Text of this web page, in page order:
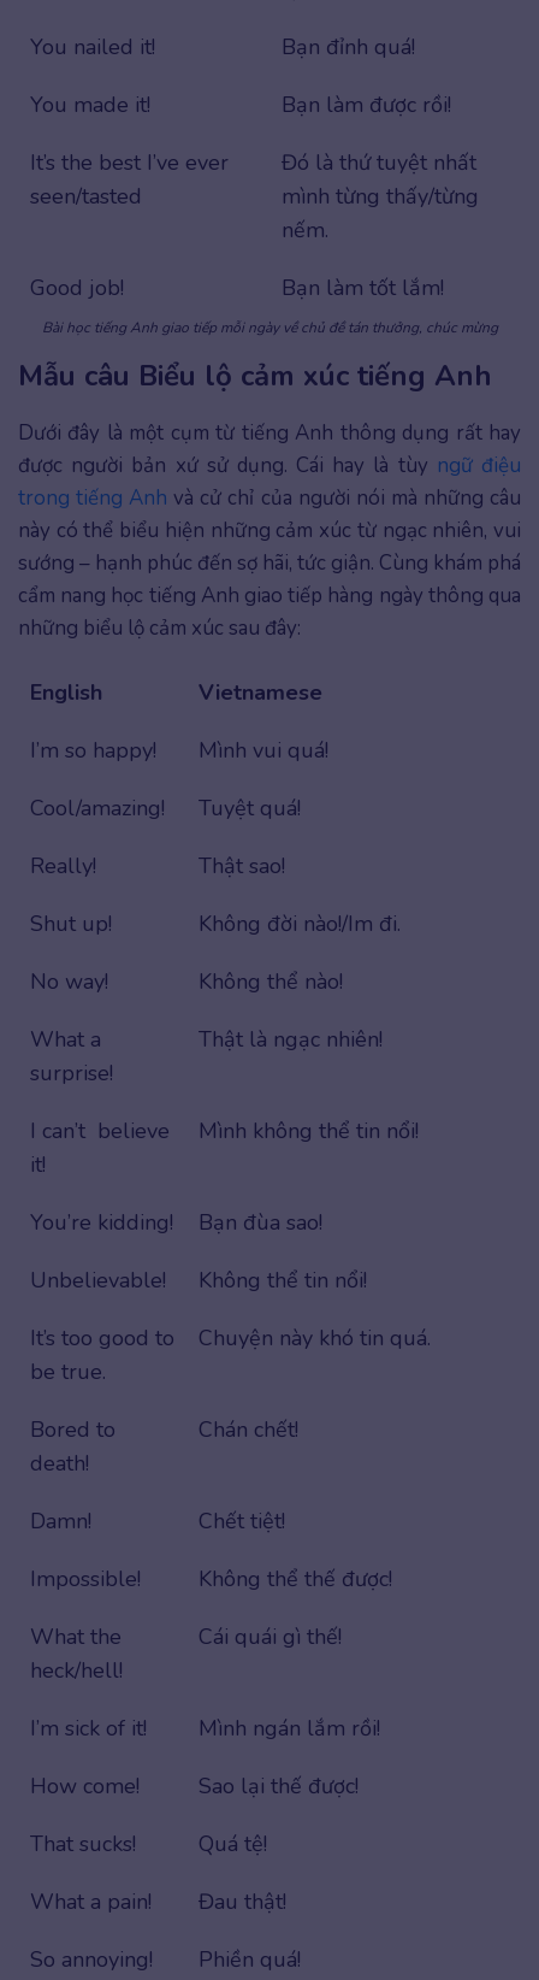
You nailed it!
Bạn đỉnh quá!
You made it!
Bạn làm được rồi!
It’s the best I’ve ever
seen/tasted
Đó là thứ tuyệt nhất
mình từng thấy/từng
nếm.
Good job!
Bạn làm tốt lắm!
Bài học tiếng Anh giao tiếp mỗi ngày về chủ đề tán thưởng, chúc mừng
Mẫu câu Biểu lộ cảm xúc tiếng Anh
Dưới đây là một cụm từ tiếng Anh thông dụng rất hay
được người bản xứ sử dụng. Cái hay là tùy ngữ điệu
trong tiếng Anh và cử chỉ của người nói mà những câu
này có thể biểu hiện những cảm xúc từ ngạc nhiên, vui
sướng – hạnh phúc đến sợ hãi, tức giận. Cùng khám phá
cẩm nang học tiếng Anh giao tiếp hàng ngày thông qua
những biểu lộ cảm xúc sau đây:
English
Vietnamese
I’m so happy!
Mình vui quá!
Cool/amazing!
Tuyệt quá!
Really!
Thật sao!
Shut up!
Không đời nào!/Im đi.
No way!
Không thể nào!
What a
surprise!
Thật là ngạc nhiên!
I can’t believe
it!
Mình không thể tin nổi!
You’re kidding!
Bạn đùa sao!
Unbelievable!
Không thể tin nổi!
It’s too good to
be true.
Chuyện này khó tin quá.
Bored to
death!
Chán chết!
Damn!
Chết tiệt!
Impossible!
Không thể thế được!
What the
heck/hell!
Cái quái gì thế!
I’m sick of it!
Mình ngán lắm rồi!
How come!
Sao lại thế được!
That sucks!
Quá tệ!
What a pain!
Đau thật!
So annoying!
Phiền quá!